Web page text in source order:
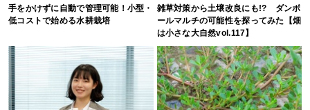
手をかけずに自動で管理可能！小型・
低コストで始める水耕栽培
雑草対策から土壌改良にも!? ダンボ
ールマルチの可能性を探ってみた【畑
は小さな大自然vol.117】